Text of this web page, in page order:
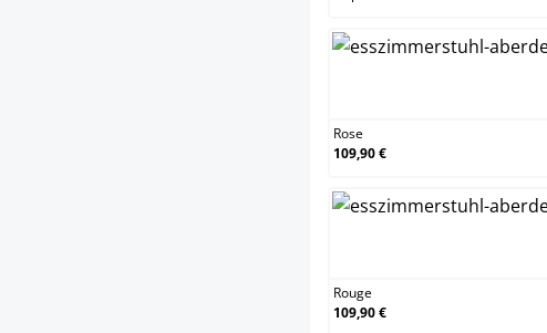
Rose
109,90 €
Rouge
109,90 €